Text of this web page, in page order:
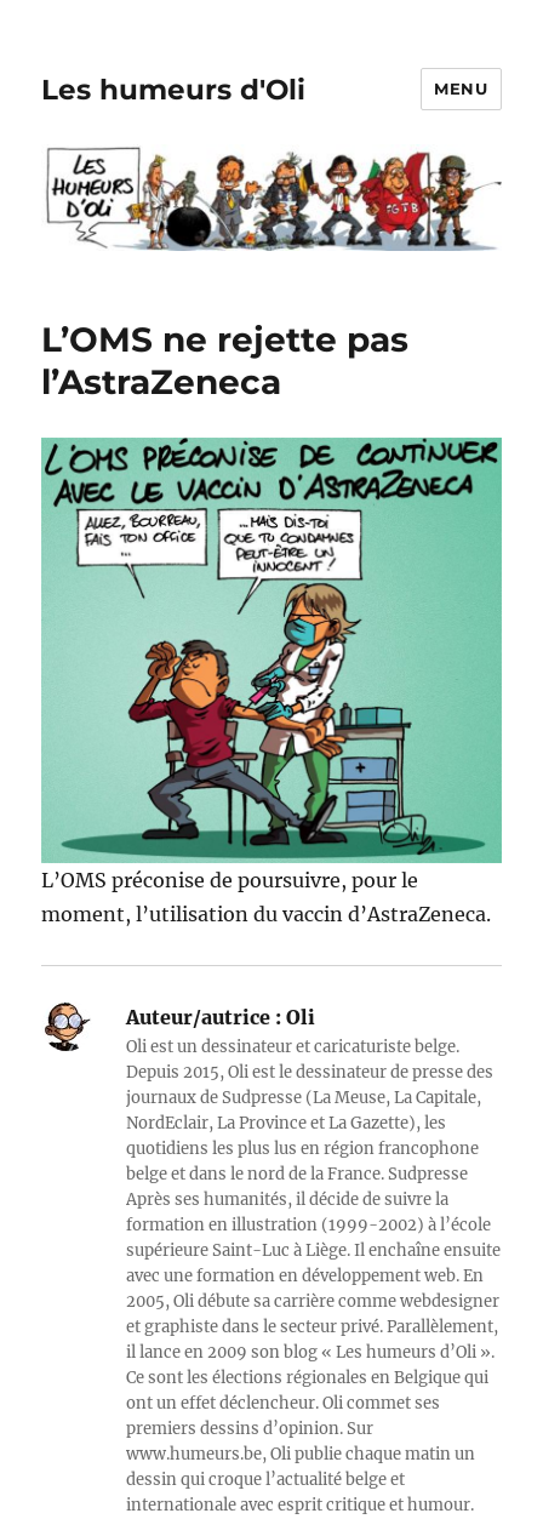
Les humeurs d'Oli MENU
L’OMS ne rejette pas
l’AstraZeneca
L’OMS préconise de poursuivre, pour le
moment, l’utilisation du vaccin d’AstraZeneca.
Auteur/autrice : Oli
Oli est un dessinateur et caricaturiste belge.
Depuis 2015, Oli est le dessinateur de presse des
journaux de Sudpresse (La Meuse, La Capitale,
NordEclair, La Province et La Gazette), les
quotidiens les plus lus en région francophone
belge et dans le nord de la France. Sudpresse
Après ses humanités, il décide de suivre la
formation en illustration (1999-2002) à l’école
supérieure Saint-Luc à Liège. Il enchaîne ensuite
avec une formation en développement web. En
2005, Oli débute sa carrière comme webdesigner
et graphiste dans le secteur privé. Parallèlement,
il lance en 2009 son blog « Les humeurs d’Oli ».
Ce sont les élections régionales en Belgique qui
ont un effet déclencheur. Oli commet ses
premiers dessins d’opinion. Sur
www.humeurs.be, Oli publie chaque matin un
dessin qui croque l’actualité belge et
internationale avec esprit critique et humour.